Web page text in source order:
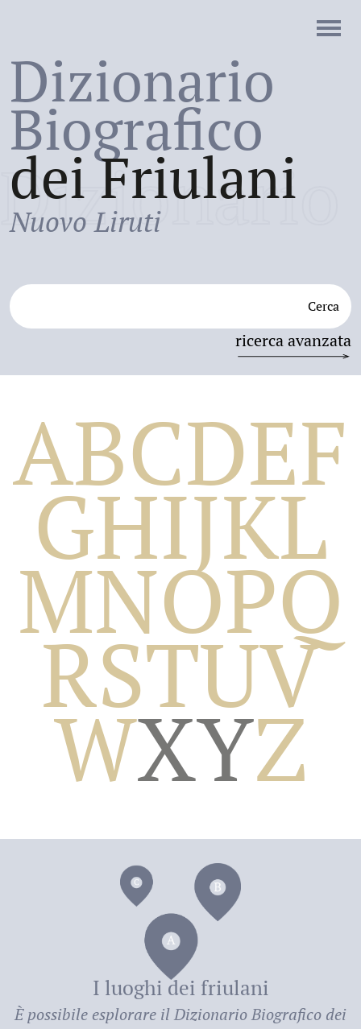
Dizionario
Biografico
dei Friulani
Nuovo Liruti
Cerca
ricerca avanzata
Dizionario
Biografico
dei
ABCDEF
GHIJKL
MNOPQ
RSTUV
WXYZ
I luoghi dei friulani
È possibile esplorare ilDizionario Biografico dei